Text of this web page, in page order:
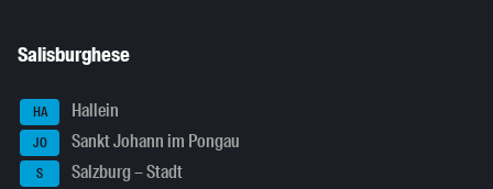
Salisburghese
HA Hallein
JO Sankt Johann im Pongau
S Salzburg – Stadt